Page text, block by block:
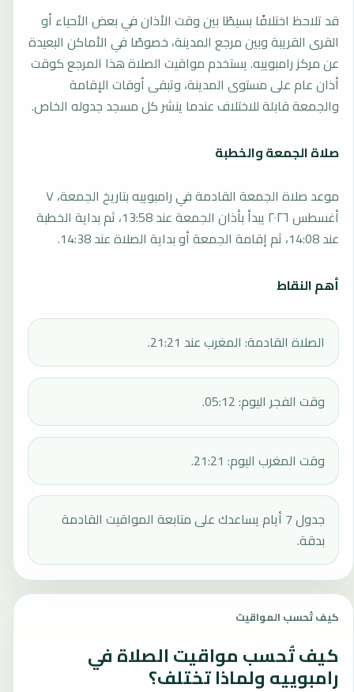
قد تلاحظ اختلافًا بسيطًا بين وقت الأذان في بعض الأحياء أو
القرى القريبة وبين مرجع المدينة، خصوصًا في الأماكن البعيدة
عن مركز رامبوييه. يستخدم مواقيت الصلاة هذا المرجع كوقت
أذان عام على مستوى المدينة، وتبقى أوقات الإقامة
والجمعة قابلة للاختلاف عندما ينشر كل مسجد جدوله الخاص.
صلاة الجمعة والخطبة
موعد صلاة الجمعة القادمة في رامبوييه بتاريخ الجمعة، ٧
أغسطس ٢٠٢٦ يبدأ بأذان الجمعة عند 13:58، ثم بداية الخطبة
عند 14:08، ثم إقامة الجمعة أو بداية الصلاة عند 14:38.
أهم النقاط
الصلاة القادمة: المغرب عند 21:21.
وقت الفجر اليوم: 05:12.
وقت المغرب اليوم: 21:21.
جدول 7 أيام يساعدك على متابعة المواقيت القادمة
بدقة.
كيف تُحسب المواقيت
كيف تُحسب مواقيت الصلاة في
رامبوييه ولماذا تختلف؟